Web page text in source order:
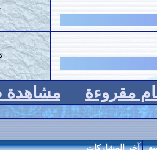
0
0
مشاهدة طاقم الإدارة